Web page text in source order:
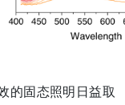
的固态照明日益取